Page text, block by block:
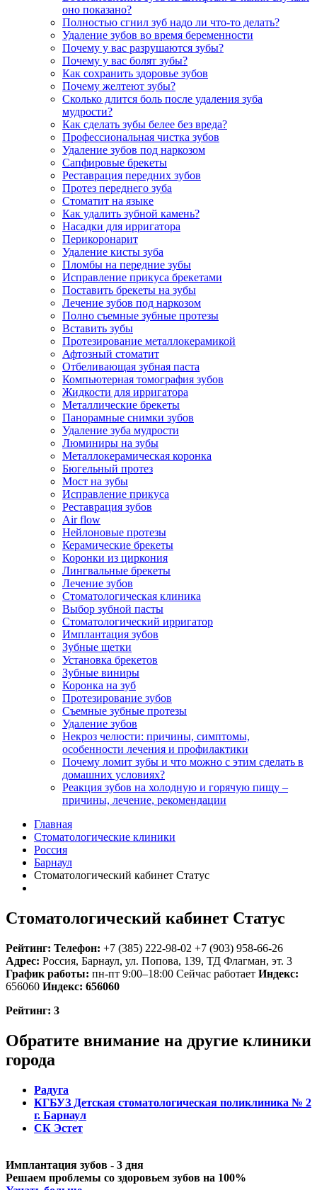
оно показано?
Полностью сгнил зуб надо ли что-то делать?
Удаление зубов во время беременности
Почему у вас разрушаются зубы?
Почему у вас болят зубы?
Как сохранить здоровье зубов
Почему желтеют зубы?
Сколько длится боль после удаления зуба
мудрости?
Как сделать зубы белее без вреда?
Профессиональная чистка зубов
Удаление зубов под наркозом
Сапфировые брекеты
Реставрация передних зубов
Протез переднего зуба
Стоматит на языке
Как удалить зубной камень?
Насадки для ирригатора
Перикоронарит
Удаление кисты зуба
Пломбы на передние зубы
Исправление прикуса брекетами
Поставить брекеты на зубы
Лечение зубов под наркозом
Полно съемные зубные протезы
Вставить зубы
Протезирование металлокерамикой
Афтозный стоматит
Отбеливающая зубная паста
Компьютерная томография зубов
Жидкости для ирригатора
Металлические брекеты
Панорамные снимки зубов
Удаление зуба мудрости
Люминиры на зубы
Металлокерамическая коронка
Бюгельный протез
Мост на зубы
Исправление прикуса
Реставрация зубов
Air flow
Нейлоновые протезы
Керамические брекеты
Коронки из циркония
Лингвальные брекеты
Лечение зубов
Стоматологическая клиника
Выбор зубной пасты
Стоматологический ирригатор
Имплантация зубов
Зубные щетки
Установка брекетов
Зубные виниры
Коронка на зуб
Протезирование зубов
Съемные зубные протезы
Удаление зубов
Некроз челюсти: причины, симптомы,
особенности лечения и профилактики
Почему ломит зубы и что можно с этим сделать в
домашних условиях?
Реакция зубов на холодную и горячую пищу –
причины, лечение, рекомендации
Главная
Стоматологические клиники
Россия
Барнаул
Стоматологический кабинет Статус
Стоматологический кабинет Статус
Рейтинг: Телефон: +7 (385) 222-98-02 +7 (903) 958-66-26
Адрес: Россия, Барнаул, ул. Попова, 139, ТД Флагман, эт. 3
График работы: пн-пт 9:00–18:00 Сейчас работает Индекс:
656060 Индекс: 656060
Рейтинг: 3
Обратите внимание на другие клиники
города
Радуга
КГБУЗ Детская стоматологическая поликлиника № 2
г. Барнаул
СК Эстет
Имплантация зубов - 3 дня
Решаем проблемы со здоровьем зубов на 100%